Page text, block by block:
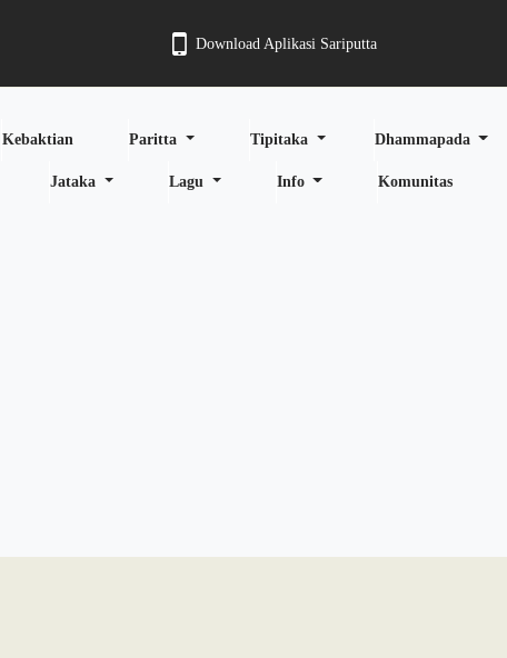
Download Aplikasi Sariputta
Kebaktian Paritta Tipitaka Dhammapada
Jataka Lagu Info Komunitas